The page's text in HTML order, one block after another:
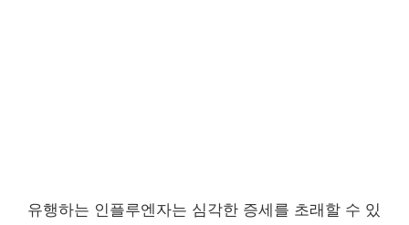
유행하는 인플루엔자는 심각한 증세를 초래할 수 있